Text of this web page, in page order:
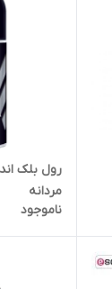
رول بلک
مردانه
ناموجود